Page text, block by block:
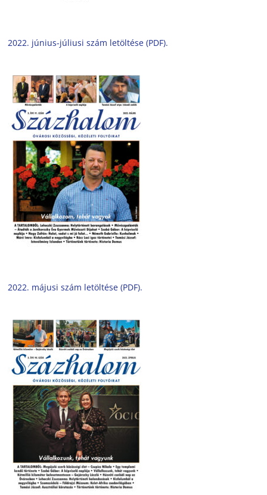
2022. június-júliusi szám letöltése (PDF).
2022. májusi szám letöltése (PDF).